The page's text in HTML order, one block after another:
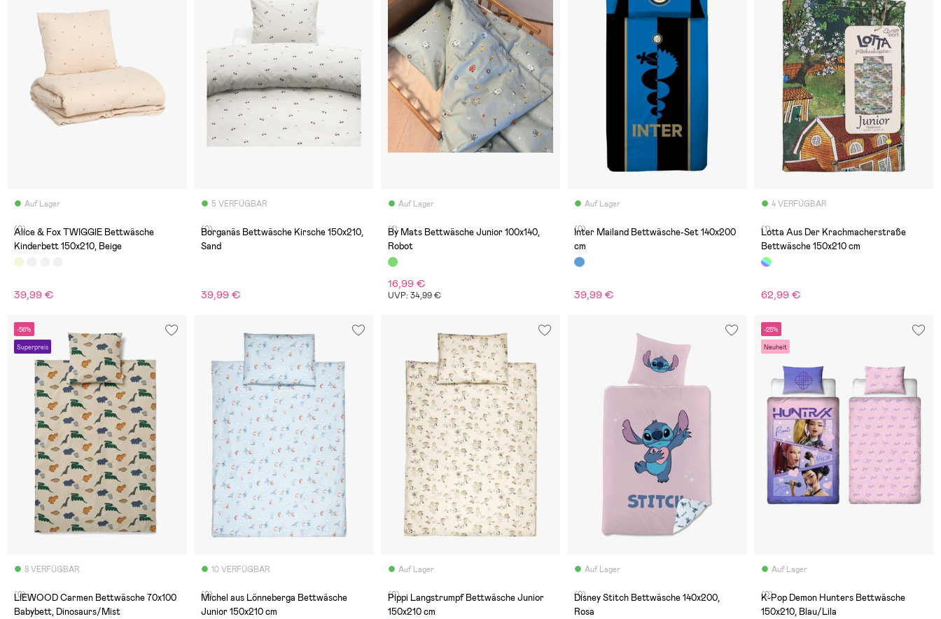
Auf Lager
(0)
Alice & Fox TWIGGIE Bettwäsche
Kinderbett 150x210, Beige
39,99 €
5 VERFÜGBAR
(0)
Borganäs Bettwäsche Kirsche 150x210,
Sand
39,99 €
Auf Lager
(1)
By Mats Bettwäsche Junior 100x140,
Robot
16,99 €
UVP: 34,99 €
Auf Lager
(0)
Inter Mailand Bettwäsche-Set 140x200
cm
39,99 €
4 VERFÜGBAR
(1)
Lotta Aus Der Krachmacherstraße
Bettwäsche 150x210 cm
62,99 €
-56%
Superpreis
8 VERFÜGBAR
(0)
LIEWOOD Carmen Bettwäsche 70x100
Babybett, Dinosaurs/Mist
10 VERFÜGBAR
(0)
Michel aus Lönneberga Bettwäsche
Junior 150x210 cm
Auf Lager
(0)
Pippi Langstrumpf Bettwäsche Junior
150x210 cm
Auf Lager
(0)
Disney Stitch Bettwäsche 140x200,
Rosa
-25%
Neuheit
Auf Lager
(0)
K-Pop Demon Hunters Bettwäsche
150x210, Blau/Lila